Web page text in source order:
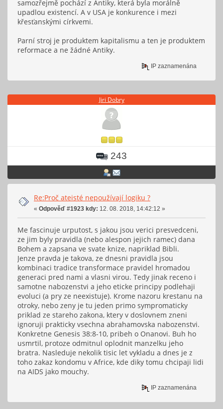
samozřejmě pochází z Antiky, která byla morálně
upadlou existencí. A v USA je konkurence i mezi
křesťanskými církvemi.
Parní stroj je produktem kapitalismu a ten je produktem
reformace a ne žádné Antiky.
IP zaznamenána
Jiri Dobry
243
Re:Proč ateisté nepoužívají logiku ?
« Odpověď #1923 kdy: 12. 08. 2018, 14:42:12 »
Me fascinuje urputost, s jakou jsou verici presvedceni,
ze jim byly pravidla (nebo alespon jejich ramec) dana
Bohem a zapsana ve svate knize, napriklad Bibli.
Jenze pravda je takova, ze dnesni pravidla jsou
kombinaci tradice transformace pravidel hromadou
generaci pred nami a vlasni virou. Tedy jinak receno i
samotne nabozenstvi a jeho eticke principy podlehaji
evoluci (a pry ze neexistuje). Krome nazoru krestanu na
otroky, nebo zeny je tu jeden primo sympromaticky
priklad ze stareho zakona, ktery v doslovnem zneni
ignoruji prakticky vsechna abrahamovska nabozenstvi.
Konkretne Genesis 38:8-10, pribeh o Onanovi. Buh ho
usmrtil, protoze odmitnul oplodnit manzelku jeho
bratra. Nasleduje nekolik tisic let vykladu a dnes je z
toho zakaz kondomu v Africe, kde diky tomu chcipaji lidi
na AIDS jako mouchy.
IP zaznamenána